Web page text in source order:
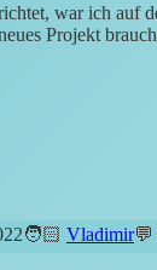
war ich auf
Projekt
Vladimir